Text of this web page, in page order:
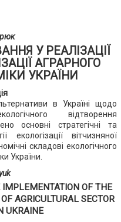
У РЕАЛІЗАЦІЇ
АГРАРНОГО
УКРАЇНИ
в Україні щодо
відтворення
основні стратегічні та
екологізації вітчизняної
складові екологічного
України.
OF THE
AGRICULTURAL SECTOR
UKRAINE